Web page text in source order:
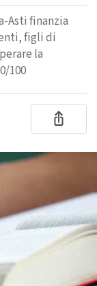
Asti finanzia
figli di
la
100